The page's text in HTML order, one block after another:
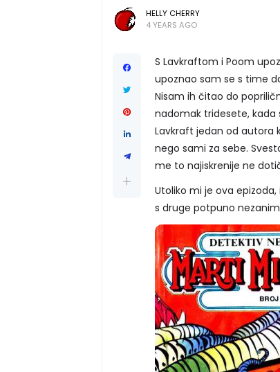
HELLY CHERRY
4 YEARS AGO
S Lavkraftom i Poom
upoznao sam se s time
Nisam ih čitao do
nadomak tridesete, kada
Lavkraft jedan od autora
nego sami za sebe.
me to najiskrenije ne
Utoliko mi je ova
s druge potpuno